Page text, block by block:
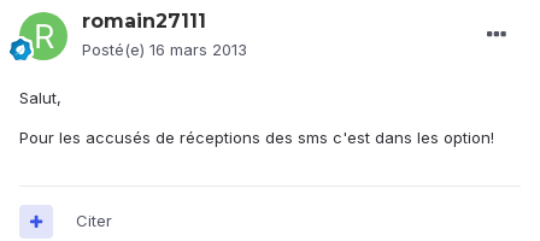
romain27111
Posté(e) 16 mars 2013
Salut,
Pour les accusés de réceptions des sms c'est dans les option!
Citer